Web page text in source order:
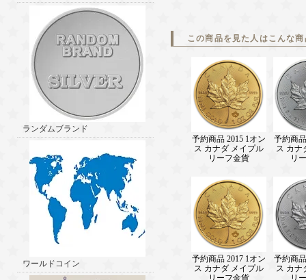
ランダムブランド
ワールドコイン
この商品を見た人はこんな
予約商品 2015 1オン
ス カナダ メイプル
リーフ金貨
予約商
ス カナ
リ
予約商品 2017 1オン
ス カナダ メイプル
リーフ金貨
予約商
ス カナ
リ